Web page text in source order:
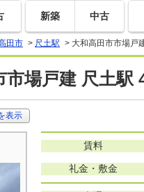
新築 中古
田市 > 尺土駅 > 大和高田市市場戸
市場戸建 尺土
表示
賃料
礼金・敷金